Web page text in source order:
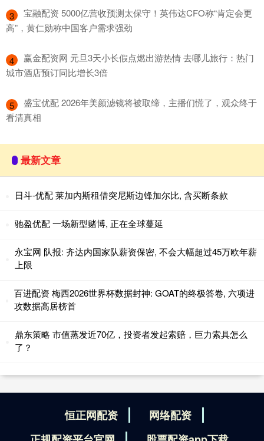
3
​宝融配资 5000亿营收预测太保守！英伟达CFO称“肯定会更
高”，黄仁勋称中国客户需求强劲
4
​赢金配资网 元旦3天小长假点燃出游热情 去哪儿旅行：热门
城市酒店预订同比增长3倍
5
​盛宝优配 2026年美颜滤镜将被取缔，主播们慌了，观众终于
看清真相
最新文章
日斗-优配 莱加内斯租借突尼斯边锋加尔比, 含买断条款
驰盈优配 一场新型赌博, 正在全球蔓延
永宝网 队报: 齐达内国家队薪资保密, 不会大幅超过45万欧年薪
上限
百进配资 梅西2026世界杯数据封神: GOAT的终极答卷, 六项进
攻数据高居榜首
鼎东策略 市值蒸发近70亿，投资者发起索赔，巨力索具怎么
了？
恒正网配资
网络配资